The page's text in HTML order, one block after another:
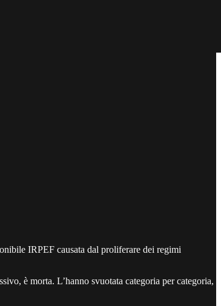
IRPEF causata dal proliferare dei regimi
è morta. L’hanno svuotata categoria per categoria,